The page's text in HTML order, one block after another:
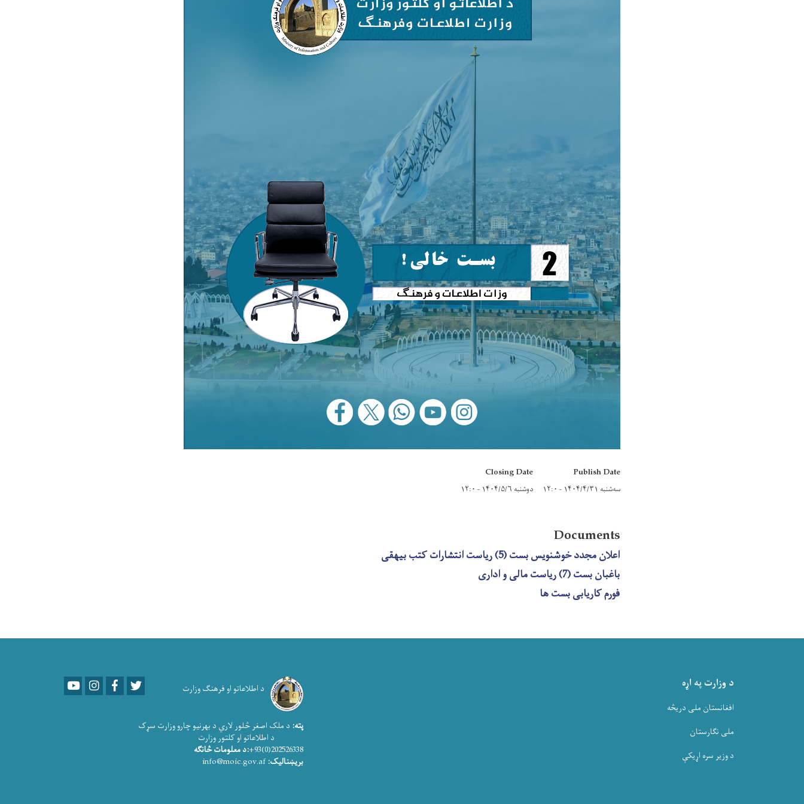
Publish Date
سه‌شنبه ۱۴۰۴/۴/۳۱ - ۱۲:۰
Closing Date
دوشنبه ۱۴۰۴/۵/۶ - ۱۲:۰
Documents
اعلان مجدد خوشنویس بست (5) ریاست انتشارات کتب بیهقی
باغبان بست (7) ریاست مالی و اداری
فورم کاریابی بست ها
د وزارت په اړه
افغانستان ملی دریڅه
ملی نگارستان
د وزیر سره اړیکې
د اطلاعاتو او فرهنګ وزارت YoutubeLinkedInFacebook
پته: د ملک اصغر څلور لاري د بهرنیو چارو وزارت سړک
د اطلاعاتو او کلتور وزارت
202526338(0)93+
:د معلومات څانګه
بریښنالیک: info@moic.gov.af